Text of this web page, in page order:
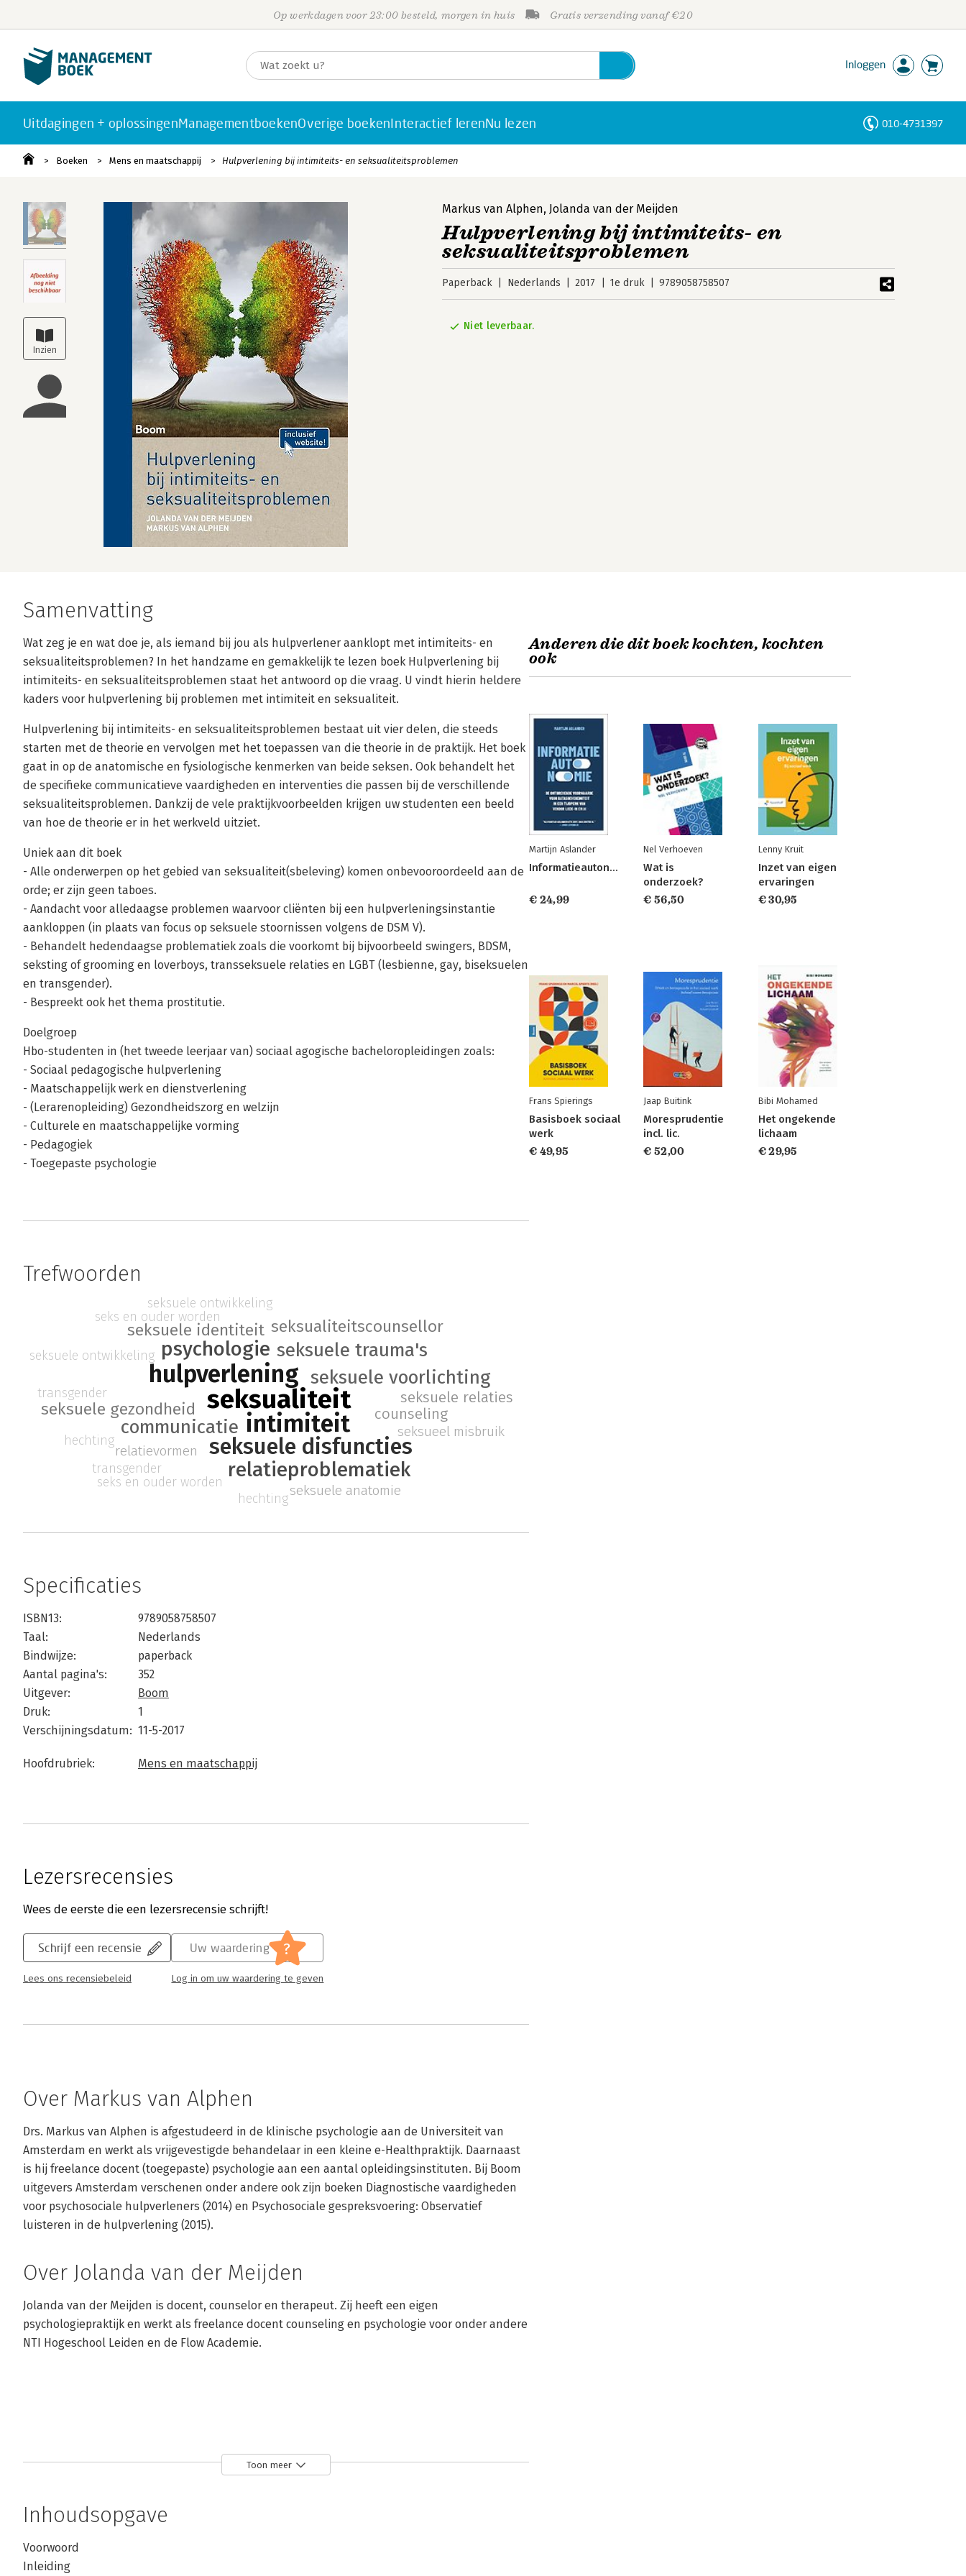
Op werkdagen voor 23:00 besteld, morgen in huis Gratis verzending vanaf €20
Inloggen
Uitdagingen + oplossingenManagementboekenOverige boekenInteractief lerenNu lezen 010-4731397
Boeken Mens en maatschappij Hulpverlening bij intimiteits- en seksualiteitsproblemen
Markus van Alphen, Jolanda van der Meijden
Hulpverlening bij intimiteits- en
seksualiteitsproblemen
Paperback Nederlands 2017 1e druk 9789058758507
Niet leverbaar.
Samenvatting
Wat zeg je en wat doe je, als iemand bij jou als hulpverlener aanklopt met intimiteits- en
seksualiteitsproblemen? In het handzame en gemakkelijk te lezen boek Hulpverlening bij
intimiteits- en seksualiteitsproblemen staat het antwoord op die vraag. U vindt hierin heldere
kaders voor hulpverlening bij problemen met intimiteit en seksualiteit.
Hulpverlening bij intimiteits- en seksualiteitsproblemen bestaat uit vier delen, die steeds
starten met de theorie en vervolgen met het toepassen van die theorie in de praktijk. Het boek
gaat in op de anatomische en fysiologische kenmerken van beide seksen. Ook behandelt het
de specifieke communicatieve vaardigheden en interventies die passen bij de verschillende
seksualiteitsproblemen. Dankzij de vele praktijkvoorbeelden krijgen uw studenten een beeld
van hoe de theorie er in het werkveld uitziet.
Uniek aan dit boek
- Alle onderwerpen op het gebied van seksualiteit(sbeleving) komen onbevooroordeeld aan de
orde; er zijn geen taboes.
- Aandacht voor alledaagse problemen waarvoor cliënten bij een hulpverleningsinstantie
aankloppen (in plaats van focus op seksuele stoornissen volgens de DSM V).
- Behandelt hedendaagse problematiek zoals die voorkomt bij bijvoorbeeld swingers, BDSM,
seksting of grooming en loverboys, transseksuele relaties en LGBT (lesbienne, gay, biseksuelen
en transgender).
- Bespreekt ook het thema prostitutie.
Doelgroep
Hbo-studenten in (het tweede leerjaar van) sociaal agogische bacheloropleidingen zoals:
- Sociaal pedagogische hulpverlening
- Maatschappelijk werk en dienstverlening
- (Lerarenopleiding) Gezondheidszorg en welzijn
- Culturele en maatschappelijke vorming
- Pedagogiek
- Toegepaste psychologie
Trefwoorden
seksualiteit
intimiteit
hulpverlening
seksuele disfuncties
psychologie
relatieproblematiek
seksuele trauma's
communicatie
seksuele voorlichting
seksuele gezondheid
seksuele identiteit seksualiteitscounsellor
seksuele relaties
counseling
seksueel misbruik
seksuele anatomie
relatievormen
hechting
seks en ouder worden
transgender
seksuele ontwikkeling
hechting
seks en ouder worden
transgender
seksuele ontwikkeling
Specificaties
ISBN13:
9789058758507
Taal:
Nederlands
Bindwijze:
paperback
Aantal pagina's:
352
Uitgever:
Boom
Druk:
1
Verschijningsdatum: 11-5-2017
Hoofdrubriek: Mens en maatschappij
Lezersrecensies
Wees de eerste die een lezersrecensie schrijft!
Schrijf een recensie
Lees ons recensiebeleid
Uw waardering ?
Log in om uw waardering te geven
Over Markus van Alphen
Drs. Markus van Alphen is afgestudeerd in de klinische psychologie aan de Universiteit van
Amsterdam en werkt als vrijgevestigde behandelaar in een kleine e-Healthpraktijk. Daarnaast
is hij freelance docent (toegepaste) psychologie aan een aantal opleidingsinstituten. Bij Boom
uitgevers Amsterdam verschenen onder andere ook zijn boeken Diagnostische vaardigheden
voor psychosociale hulpverleners (2014) en Psychosociale gespreksvoering: Observatief
luisteren in de hulpverlening (2015).
Over Jolanda van der Meijden
Jolanda van der Meijden is docent, counselor en therapeut. Zij heeft een eigen
psychologiepraktijk en werkt als freelance docent counseling en psychologie voor onder andere
NTI Hogeschool Leiden en de Flow Academie.
Toon meer
Inhoudsopgave
Voorwoord
Inleiding
Anderen die dit boek kochten, kochten
ook
Martijn Aslander
Informatieautonomie
€ 24,99
Nel Verhoeven
Wat is
onderzoek?
€ 56,50
Lenny Kruit
Inzet van eigen
ervaringen
€ 30,95
Frans Spierings
Basisboek sociaal
werk
€ 49,95
Jaap Buitink
Moresprudentie
incl. lic.
€ 52,00
Bibi Mohamed
Het ongekende
lichaam
€ 29,95
Personen